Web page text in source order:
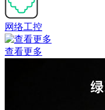
网络工控
查看更多